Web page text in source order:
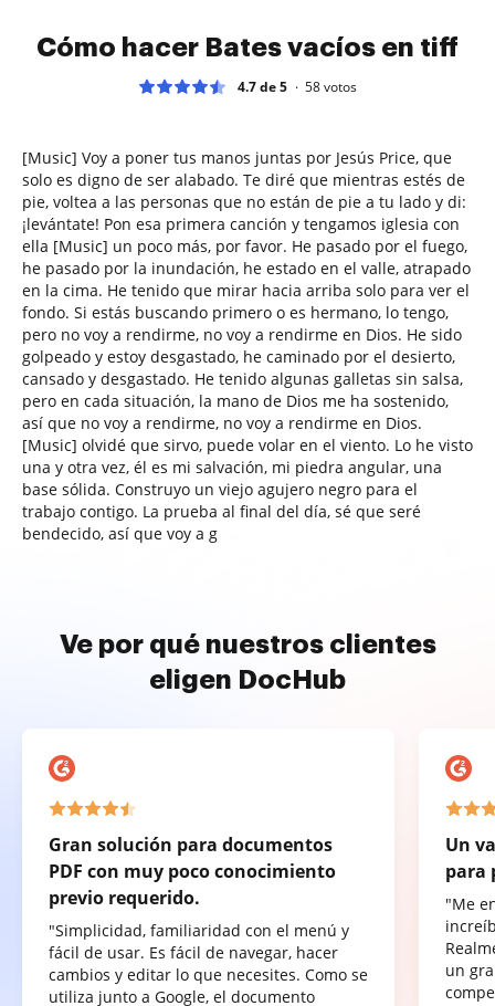
Cómo hacer Bates vacíos en tiff
4.7 de 5 58votos
[Music] Voy a poner tus manos juntas por Jesús Price, que
solo es digno de ser alabado. Te diré que mientras estés de
pie, voltea a las personas que no están de pie a tu lado y di:
¡levántate! Pon esa primera canción y tengamos iglesia con
ella [Music] un poco más, por favor. He pasado por el fuego,
he pasado por la inundación, he estado en el valle, atrapado
en la cima. He tenido que mirar hacia arriba solo para ver el
fondo. Si estás buscando primero o es hermano, lo tengo,
pero no voy a rendirme, no voy a rendirme en Dios. He sido
golpeado y estoy desgastado, he caminado por el desierto,
cansado y desgastado. He tenido algunas galletas sin salsa,
pero en cada situación, la mano de Dios me ha sostenido,
así que no voy a rendirme, no voy a rendirme en Dios.
[Music] olvidé que sirvo, puede volar en el viento. Lo he visto
una y otra vez, él es mi salvación, mi piedra angular, una
base sólida. Construyo un viejo agujero negro para el
trabajo contigo. La prueba al final del día, sé que seré
bendecido, así que voy a g
Ve por qué nuestros clientes
eligen DocHub
Gran solución para documentos
PDF con muy poco conocimiento
previo requerido.
"Simplicidad, familiaridad con el menú y
fácil de usar. Es fácil de navegar, hacer
cambios y editar lo que necesites. Como se
utiliza junto a Google, el documento
Un
para
"Me
un